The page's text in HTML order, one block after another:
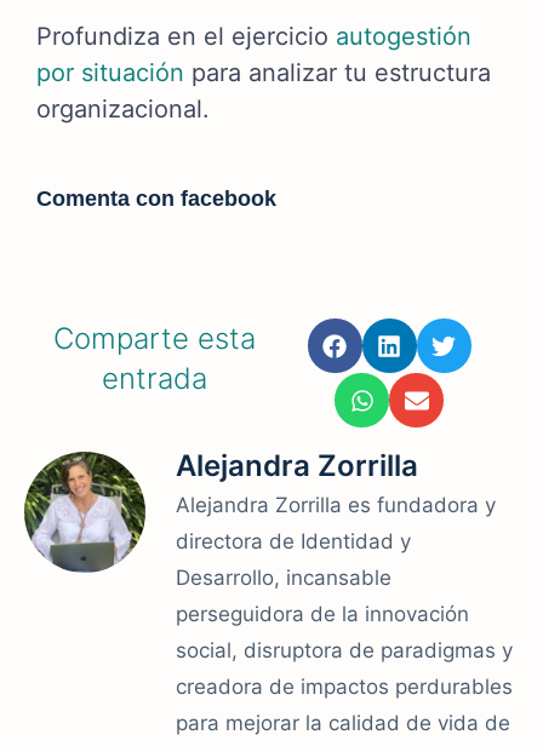
Profundiza en el ejercicio autogestión
por situación para analizar tu estructura
organizacional.
Comenta con facebook
Comparte esta
entrada
Alejandra Zorrilla
Alejandra Zorrilla es fundadora y
directora de Identidad y
Desarrollo, incansable
perseguidora de la innovación
social, disruptora de paradigmas y
creadora de impactos perdurables
para mejorar la calidad de vida de